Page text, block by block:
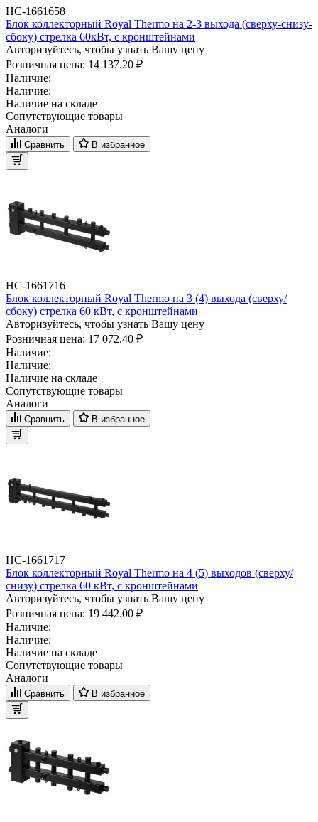
НС-1661658
Блок коллекторный Royal Thermo на 2-3 выхода (сверху-снизу-
сбоку) стрелка 60кВт, с кронштейнами
Авторизуйтесь, чтобы узнать Вашу цену
Розничная цена: 14 137.20 ₽
Наличие:
Наличие:
Наличие на складе
Сопутствующие товары
Аналоги
Сравнить В избранное
НС-1661716
Блок коллекторный Royal Thermo на 3 (4) выхода (сверху/
сбоку) стрелка 60 кВт, с кронштейнами
Авторизуйтесь, чтобы узнать Вашу цену
Розничная цена: 17 072.40 ₽
Наличие:
Наличие:
Наличие на складе
Сопутствующие товары
Аналоги
Сравнить В избранное
НС-1661717
Блок коллекторный Royal Thermo на 4 (5) выходов (сверху/
снизу) стрелка 60 кВт, с кронштейнами
Авторизуйтесь, чтобы узнать Вашу цену
Розничная цена: 19 442.00 ₽
Наличие:
Наличие:
Наличие на складе
Сопутствующие товары
Аналоги
Сравнить В избранное